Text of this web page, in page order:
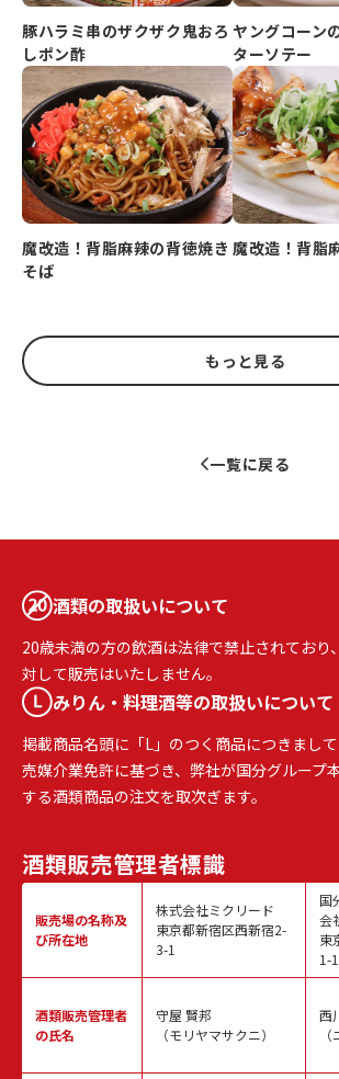
豚ハラミ串のザクザク鬼おろ
しポン酢
ヤングコーン
ターソテー
魔改造！背脂麻辣の背徳焼き
そば
魔改造！背脂
もっと見る
一覧に戻る
酒類の取扱いについて
20歳未満の方の飲酒は法律で禁止されており
対して販売はいたしません。
みりん・料理酒等の取扱いについて
掲載商品名頭に「L」のつく商品につきまし
売媒介業免許に基づき、弊社が国分グループ
する酒類商品の注文を取次ぎます。
酒類販売管理者標識
販売場の名称及
び所在地
酒類販売管理者
の氏名
株式会社ミクリード
東京都新宿区西新宿2-
3-1
守屋 賢邦
（モリヤマサクニ）
国
会
東
1-1
西